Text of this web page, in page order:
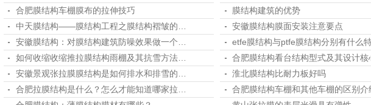
合肥膜结构车棚膜布的拉伸技巧
膜结构建筑的优势
中天膜结构——膜结构工程之膜结构褶皱的…
安徽膜结构膜面安装注意要点
安徽膜结构：对膜结构建筑防噪效果做一个…
etfe膜结构与ptfe膜结构分别有什么
如何收缩收缩推拉膜结构雨棚及其抗雪方法…
合肥膜结构看台结构型式及其设计核
安徽景观张拉膜膜结构是如何排水和排雪的…
淮北膜结构比耐力板好吗
合肥拉膜结构是什么？怎么才能知道哪家拉…
合肥膜结构车棚和其他车棚的区别介